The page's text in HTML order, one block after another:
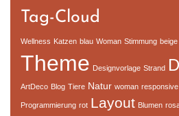
Tag-Cloud
Wellness Katzen blau Woman Stimmung beige
Theme Designvorlage Strand
ArtDeco Blog Tiere Natur woman responsive
Programmierung rot Layout Blumen